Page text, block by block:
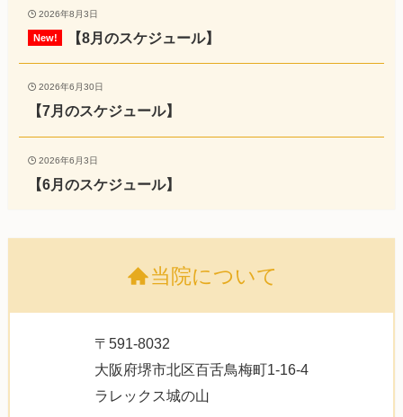
2026年8月3日
【8月のスケジュール】
2026年6月30日
【7月のスケジュール】
2026年6月3日
【6月のスケジュール】
当院について
〒591-8032
大阪府堺市北区百舌鳥梅町1-16-4
ラレックス城の山